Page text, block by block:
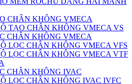
CHÂN KHÔNG VMECA
TẠO CHÂN KHÔNG VMECA VS
CHÂN KHÔNG VMECA
LỌC CHÂN KHÔNG VMECA VFS
LỌC CHÂN KHÔNG VMECA VTF
CHÂN KHÔNG IVAC
LỌC CHÂN KHÔNG IVAC IVFC